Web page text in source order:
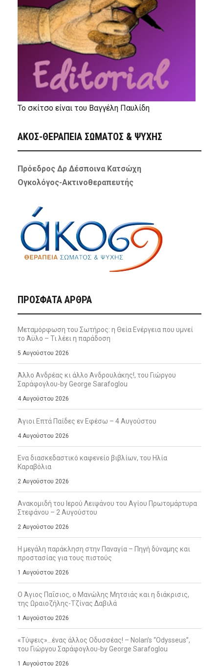
Το σκίτσο είναι του Βαγγέλη Παυλίδη
ΑΚΟΣ-ΘΕΡΑΠΕΙΑ ΣΩΜΑΤΟΣ & ΨΥΧΗΣ
Πρόεδρος Δρ Δέσποινα Κατσώχη
Ογκολόγος-Ακτινοθεραπευτής
ΠΡΌΣΦΑΤΑ ΆΡΘΡΑ
Μεταμόρφωση του Σωτήρος: η Θεία Ενέργεια που υμνεί
το Άϋλο – Τι λέει η παράδοση
5 Αυγούστου 2026
Άλλο Ανδρέας κι άλλο Ανδρουλάκης!, του Γιώργου
Σαράφογλου-by George Sarafoglou
4 Αυγούστου 2026
Άγιοι Επτά Παίδες εν Εφέσω – 4 Αυγούστου
4 Αυγούστου 2026
Ενα διασκεδαστικό καφενείο βιβλίων, του Ηλία
Καραβόλια
2 Αυγούστου 2026
Ανακομιδή του Ιερού Λειψάνου του Αγίου Πρωτομάρτυρα
Στεφάνου – 2 Αυγούστου
2 Αυγούστου 2026
Η μεγάλη παράκληση στην Παναγία – Πηγή δύναμης και
προστασίας για τους πιστούς
1 Αυγούστου 2026
Ο Άγιος Παΐσιος, ο Μανώλης Μητσιάς και η διάκρισις,
της Ωραιοζήλης-Τζίνας Δαβιλά
1 Αυγούστου 2026
«Τύψεις»…ένας άλλος Οδυσσέας! – Nolan’s “Odysseus”,
του Γιώργου Σαράφογλου-by George Sarafoglou
1 Αυγούστου 2026